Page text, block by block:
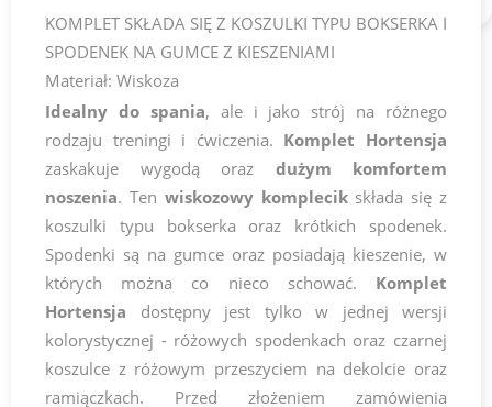
KOMPLET SKŁADA SIĘ Z KOSZULKI TYPU BOKSERKA I
SPODENEK NA GUMCE Z KIESZENIAMI
Materiał: Wiskoza
Idealny do spania, ale i jako strój na różnego
rodzaju treningi i ćwiczenia. Komplet Hortensja
zaskakuje wygodą oraz dużym komfortem
noszenia. Ten wiskozowy komplecikskłada się z
koszulki typu bokserka oraz krótkich spodenek.
Spodenki są na gumce oraz posiadają kieszenie, w
których można co nieco schować. Komplet
Hortensja dostępny jest tylko w jednej wersji
kolorystycznej - różowych spodenkach oraz czarnej
koszulce z różowym przeszyciem na dekolcie oraz
ramiączkach. Przed złożeniem zamówienia